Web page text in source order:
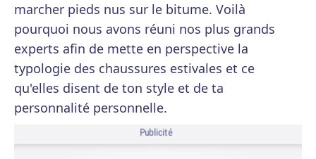
marcher pieds nus sur le bitume. Voilà
pourquoi nous avons réuni nos plus grands
experts afin de mette en perspective la
typologie des chaussures estivales et ce
qu'elles disent de ton style et de ta
personnalité personnelle.
Publicité